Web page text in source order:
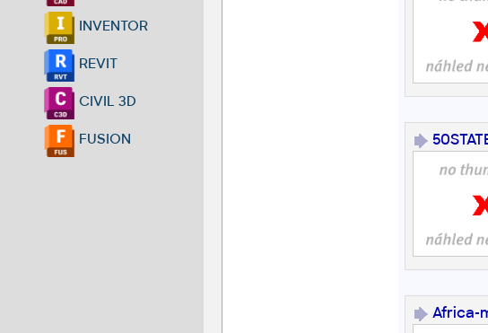
INVENTOR
REVIT
CIVIL 3D
FUSION
Africa-